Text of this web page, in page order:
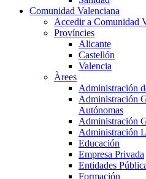
Comunidad Valenciana
Accedir a Comunidad
Províncies
Alicante
Castellón
Valencia
Àrees
Administración
Administración
Autónomas
Administración
Administración
Educación
Empresa Privada
Entidades
Formación